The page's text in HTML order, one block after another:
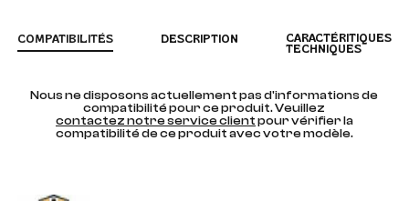
COMPATIBILITÉS DESCRIPTION
CARACTÉRITIQUES
TECHNIQUES
Nous ne disposons actuellement pas d'informations de
compatibilité pour ce produit. Veuillez
contactez notre service clientpour vérifier la
compatibilité de ce produit avec votre modèle.